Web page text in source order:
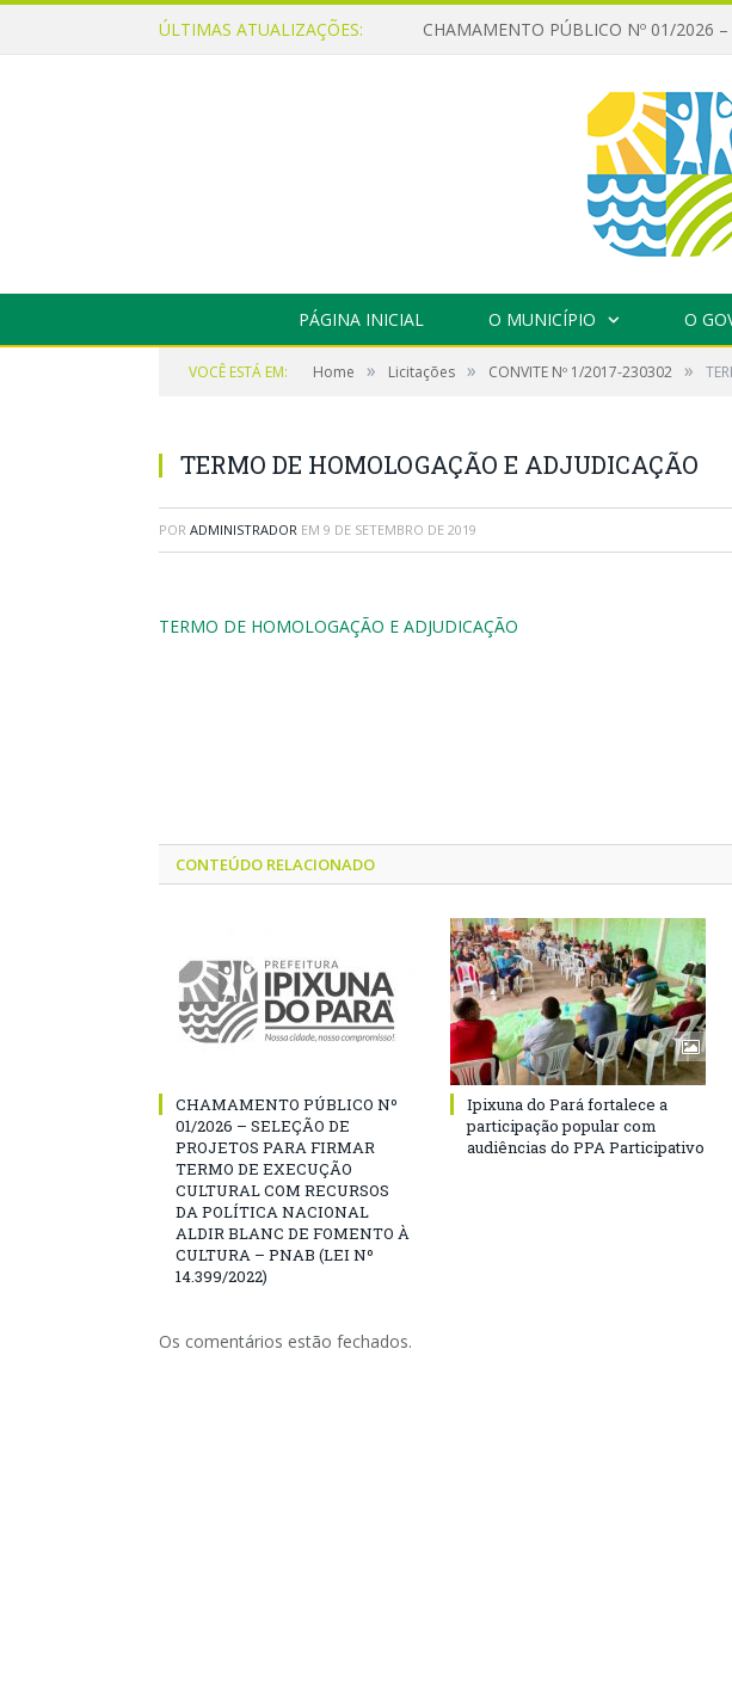
ÚLTIMAS ATUALIZAÇÕES:
PÁGINA INICIAL O MUNICÍPIO O
VOCÊ ESTÁ EM: Home » Licitações » CONVITE Nº 1/2017-230302 »
TERMO DE HOMOLOGAÇÃO E ADJUDICAÇÃO
POR ADMINISTRADOR EM 9 DE SETEMBRO DE 2019
TERMO DE HOMOLOGAÇÃO E ADJUDICAÇÃO
CONTEÚDO RELACIONADO
CHAMAMENTO PÚBLICO Nº
01/2026 – SELEÇÃO DE
PROJETOS PARA FIRMAR
TERMO DE EXECUÇÃO
CULTURAL COM RECURSOS
DA POLÍTICA NACIONAL
ALDIR BLANC DE FOMENTO À
CULTURA – PNAB (LEI Nº
14.399/2022)
Ipixuna do Pará fortalece a
participação popular com
audiências do PPA Participativo
Os comentários estão fechados.